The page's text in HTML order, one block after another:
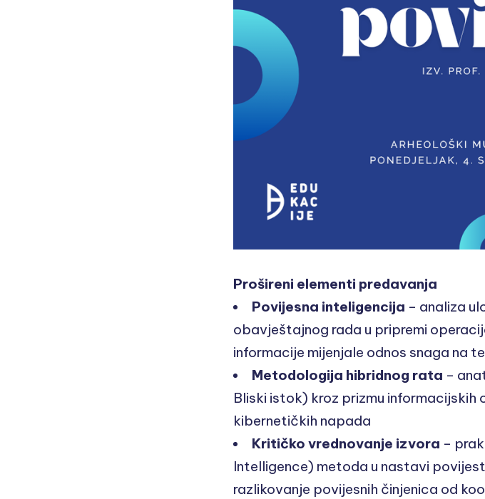
Prošireni elementi predavanja
Povijesna inteligencija – analiza
obavještajnog rada u pripremi
informacije mijenjale odnos snaga na
Metodologija hibridnog rata –
Bliski istok) kroz prizmu
kibernetičkih napada
Kritičko vrednovanje izvora –
Intelligence) metoda u nastavi
razlikovanje povijesnih činjenica od